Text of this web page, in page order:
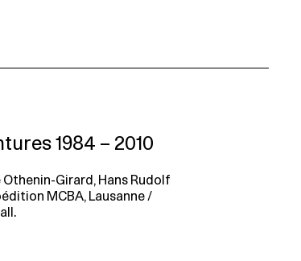
1984 – 2010
Girard, Hans Rudolf
MCBA, Lausanne /